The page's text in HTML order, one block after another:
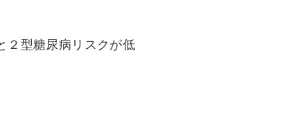
２型糖尿病リスクが低